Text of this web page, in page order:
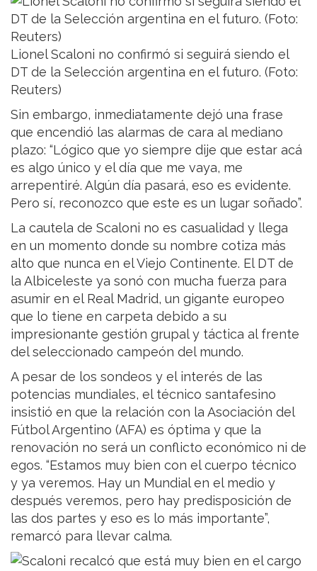
Lionel Scaloni no confirmó si seguirá siendo el
DT de la Selección argentina en el futuro. (Foto:
Reuters)
Sin embargo, inmediatamente dejó una frase
que encendió las alarmas de cara al mediano
plazo: “Lógico que yo siempre dije que estar acá
es algo único y el día que me vaya, me
arrepentiré. Algún día pasará, eso es evidente.
Pero sí, reconozco que este es un lugar soñado”.
La cautela de Scaloni no es casualidad y llega
en un momento donde su nombre cotiza más
alto que nunca en el Viejo Continente. El DT de
la Albiceleste ya sonó con mucha fuerza para
asumir en el Real Madrid, un gigante europeo
que lo tiene en carpeta debido a su
impresionante gestión grupal y táctica al frente
del seleccionado campeón del mundo.
A pesar de los sondeos y el interés de las
potencias mundiales, el técnico santafesino
insistió en que la relación con la Asociación del
Fútbol Argentino (AFA) es óptima y que la
renovación no será un conflicto económico ni de
egos. “Estamos muy bien con el cuerpo técnico
y ya veremos. Hay un Mundial en el medio y
después veremos, pero hay predisposición de
las dos partes y eso es lo más importante”,
remarcó para llevar calma.